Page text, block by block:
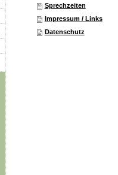
Sprechzeiten
Impressum / Links
Datenschutz